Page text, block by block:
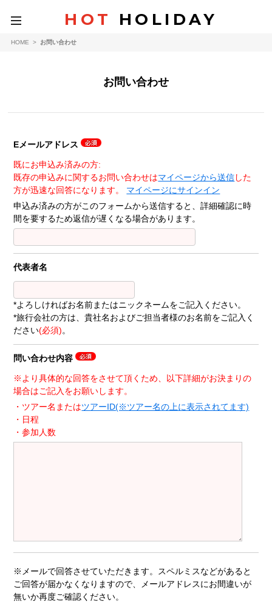
toggle
navigation
HOT HOLIDAY
HOME > お問い合わせ
お問い合わせ
Eメールアドレス
既にお申込み済みの方:
既存の申込みに関するお問い合わせはマイページから送信した
方が迅速な回答になります。 マイページにサインイン
申込み済みの方がこのフォームから送信すると、詳細確認に時
間を要するため返信が遅くなる場合があります。
代表者名
*よろしければお名前またはニックネームをご記入ください。
*旅行会社の方は、貴社名およびご担当者様のお名前をご記入く
ださい(必須)。
問い合わせ内容
※より具体的な回答をさせて頂くため、以下詳細がお決まりの
場合はご記入をお願いします。
・ツアー名またはツアーID(※ツアー名の上に表示されてます)
・日程
・参加人数
※メールで回答させていただきます。スペルミスなどがあると
ご回答が届かなくなりますので、メールアドレスにお間違いが
無いか再度ご確認ください。